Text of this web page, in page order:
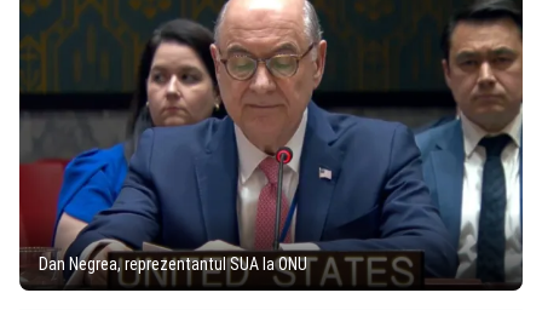
Dan Negrea, reprezentantul SUA la ONU